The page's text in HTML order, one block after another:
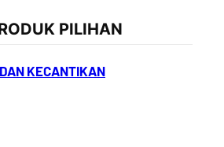
PILIHAN
KECANTIKAN